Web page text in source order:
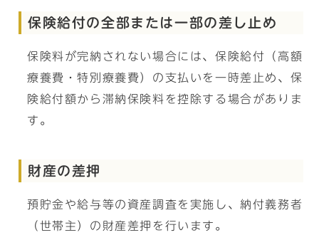
保険給付の全部または一部の差し止め
保険料が完納されない場合には、保険給付（高額
療養費・特別療養費）の支払いを一時差止め、保
険給付額から滞納保険料を控除する場合がありま
す。
財産の差押
預貯金や給与等の資産調査を実施し、納付義務者
（世帯主）の財産差押を行います。